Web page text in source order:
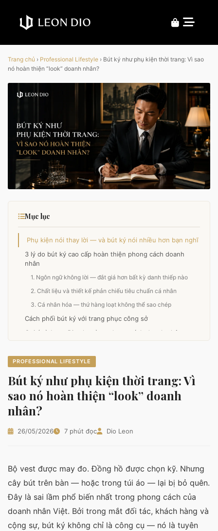
Trang chủ › Professional Lifestyle › Bút ký như phụ kiện thời trang: Vì sao
nó hoàn thiện “look” doanh nhân?
PROFESSIONAL LIFESTYLE
Bút ký như phụ kiện thời trang: Vì
sao nó hoàn thiện “look” doanh
nhân?
26/05/2026 7 phút đọc Dio Leon
Bộ vest được may đo. Đồng hồ được chọn kỹ. Nhưng
cây bút trên bàn — hoặc trong túi áo — lại bị bỏ quên.
Đây là sai lầm phổ biến nhất trong phong cách của
doanh nhân Việt. Bởi trong mắt đối tác, khách hàng và
cộng sự, bút ký không chỉ là công cụ — nó là tuyên
Mục lục
Phụ kiện nói thay lời — và bút ký nói nhiều hơn bạn nghĩ
3 lý do bút ký cao cấp hoàn thiện phong cách doanh
nhân
1. Ngôn ngữ không lời — đắt giá hơn bất kỳ danh thiếp nào
2. Chất liệu và thiết kế phản chiếu tiêu chuẩn cá nhân
3. Cá nhân hóa — thứ hàng loạt không thể sao chép
Cách phối bút ký với trang phục công sở
Gợi ý từ Leon Dio cho từng phong cách doanh nhân
BST Âu Lạc ⭐ Best Seller — từ 1,028,000 VND
BST Feliritter — 869,000 VND
BST Sign of the Time (SOT) — từ 1,771,000 VND
Dòng Primal — từ 349,000 VND
Dòng Le Noble — từ 1,430,000 VND
Phụ kiện nhỏ, quyết định lớn